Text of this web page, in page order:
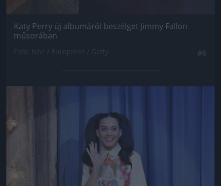
Katy Perry új albumáról beszélget Jimmy Fallon
műsorában